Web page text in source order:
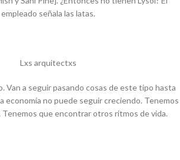
empleado señala las latas.
Lxs arquitectxs
Van a seguir pasando cosas de este tipo hasta
economía no puede seguir creciendo. Tenemos
Tenemos que encontrar otros ritmos de vida.